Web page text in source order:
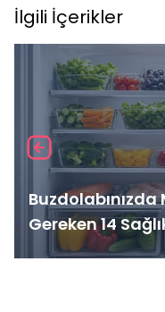
İlgili İçerikler
Gereken 14